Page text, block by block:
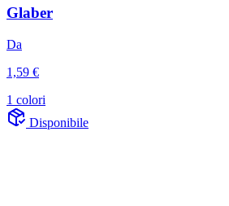
Glaber
Da
1,59 €
1 colori
Disponibile